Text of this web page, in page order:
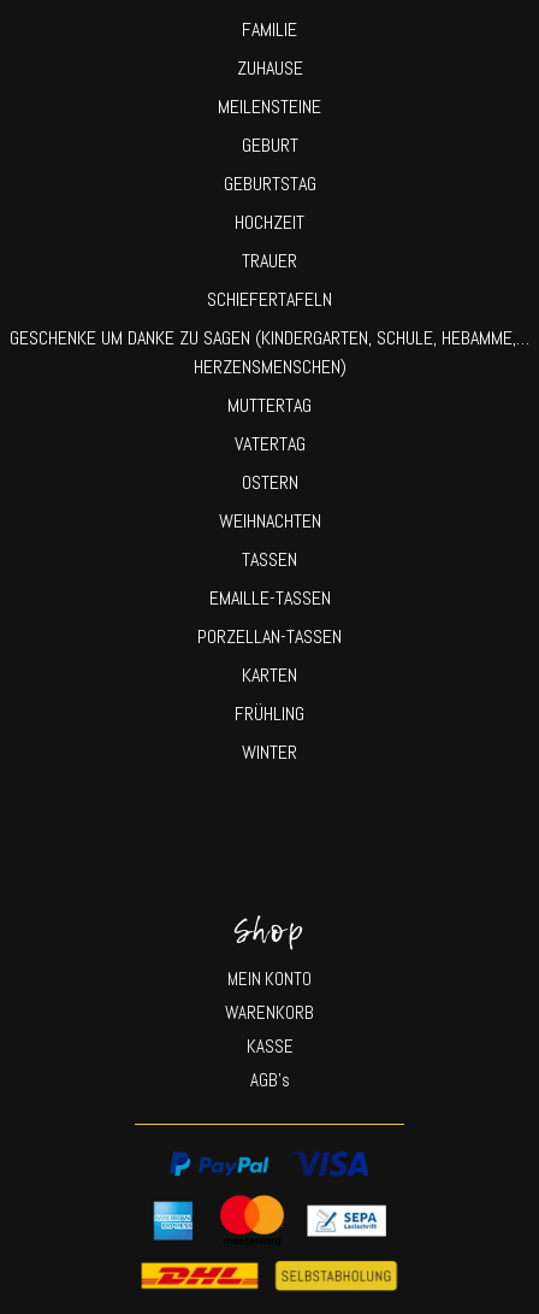
FAMILIE
ZUHAUSE
MEILENSTEINE
GEBURT
GEBURTSTAG
HOCHZEIT
TRAUER
SCHIEFERTAFELN
GESCHENKE UM DANKE ZU SAGEN (KINDERGARTEN, SCHULE, HEBAMME,…
HERZENSMENSCHEN)
MUTTERTAG
VATERTAG
OSTERN
WEIHNACHTEN
TASSEN
EMAILLE-TASSEN
PORZELLAN-TASSEN
KARTEN
FRÜHLING
WINTER
Shop
MEIN KONTO
WARENKORB
KASSE
AGB’s